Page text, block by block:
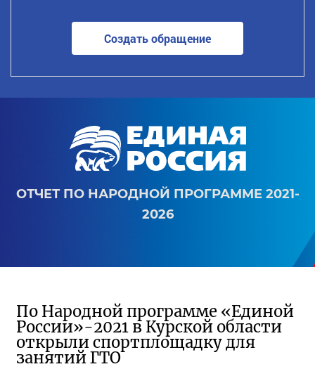
Создать обращение
ОТЧЕТ ПО НАРОДНОЙ ПРОГРАММЕ 2021-
2026
По Народной программе «Единой
России»-2021 в Курской области
открыли спортплощадку для
занятий ГТО